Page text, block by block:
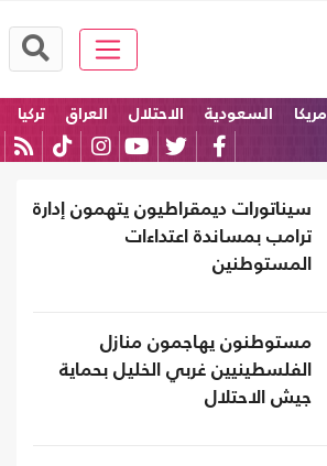
امريكا السعودية الاحتلال العراق تركيا
سيناتورات ديمقراطيون يتهمون إدارة
ترامب بمساندة اعتداءات
المستوطنين
مستوطنون يهاجمون منازل
الفلسطينيين غربي الخليل بحماية
جيش الاحتلال